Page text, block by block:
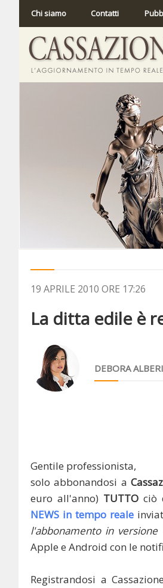
Chi siamo Contatti
19 APRILE 2010 ORE 17:26
La ditta edile è
DEBORA
Gentile professionista,
solo abbonandosi a
euro all'anno) TUTTO ciò
NEWS in tempo reale
l'abbonamento in versione
Apple e Android con le
Registrandosi a